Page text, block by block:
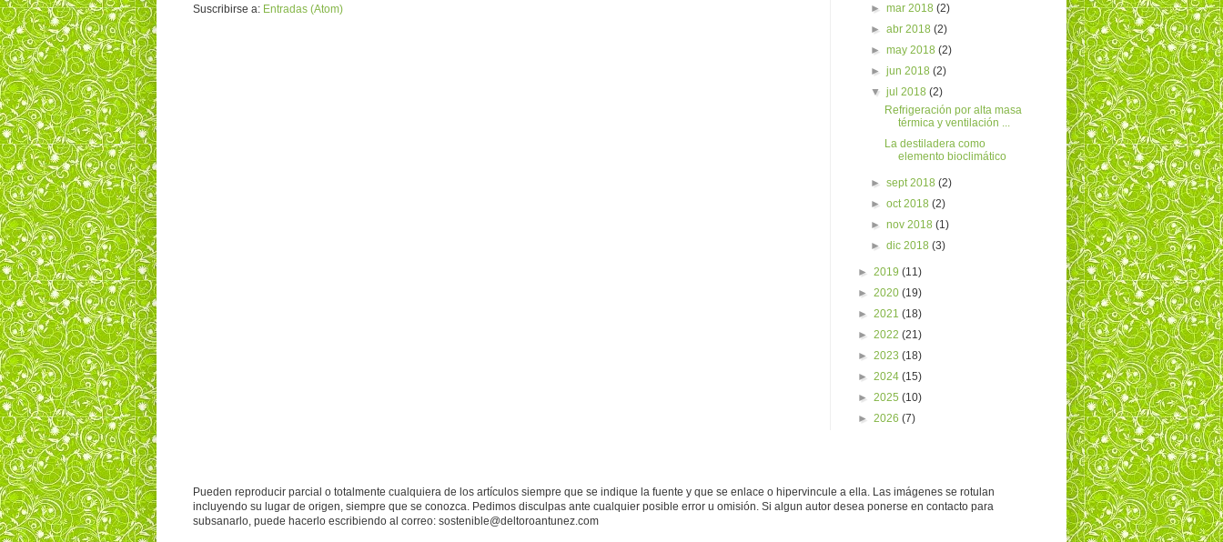
Suscribirse a: Entradas (Atom)
►mar 2018(2)
►abr 2018(2)
►may 2018(2)
►jun 2018(2)
▼jul 2018(2)
Refrigeración por alta masa
térmica y ventilación ...
La destiladera como
elemento bioclimático
►sept 2018(2)
►oct 2018(2)
►nov 2018(1)
►dic 2018(3)
► 2019 (11)
► 2020 (19)
► 2021 (18)
► 2022 (21)
► 2023 (18)
► 2024 (15)
► 2025 (10)
► 2026 (7)
Pueden reproducir parcial o totalmente cualquiera de los artículos siempre que se indique la fuente y que se enlace o hipervincule a ella. Las imágenes se rotulan
incluyendo su lugar de origen, siempre que se conozca. Pedimos disculpas ante cualquier posible error u omisión. Si algun autor desea ponerse en contacto para
subsanarlo, puede hacerlo escribiendo al correo: sostenible@deltoroantunez.com